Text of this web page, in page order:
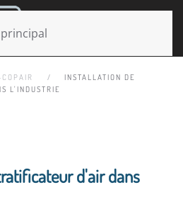
INSTALLATION DE
L'INDUSTRIE
d'air dans